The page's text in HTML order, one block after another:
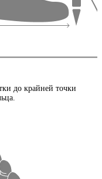
до крайней точки